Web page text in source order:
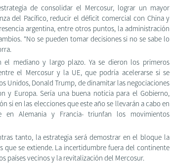
de consolidar el Mercosur, lograr un mayor
del Pacífico, reducir el déficit comercial con China y
argentina, entre otros puntos, la administración
"No se pueden tomar decisiones si no se sabe lo
mediano y largo plazo. Ya se dieron los primeros
el Mercosur y la UE, que podría acelerarse si se
Unidos, Donald Trump, de dinamitar las negociaciones
y Europa. Sería una buena noticia para el Gobierno,
si en las elecciones que este año se llevarán a cabo en
en Alemania y Francia- triunfan los movimientos
tanto, la estrategia será demostrar en el bloque la
se extiende. La incertidumbre fuera del continente
países vecinos y la revitalización del Mercosur.